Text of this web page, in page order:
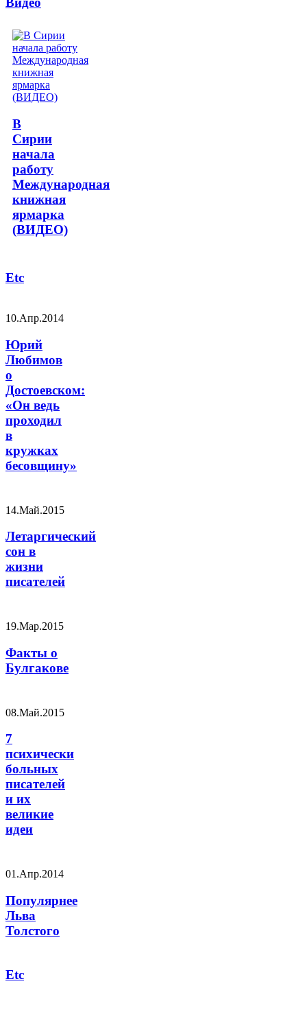
В
Сирии
начала
работу
Международная
книжная
ярмарка
(ВИДЕО)
Etc
10.Апр.2014
Юрий
Любимов
о
Достоевском:
«Он ведь
проходил
в
кружках
бесовщину»
14.Май.2015
Летаргический
сон в
жизни
писателей
19.Мар.2015
Факты о
Булгакове
08.Май.2015
7
психически
больных
писателей
и их
великие
идеи
01.Апр.2014
Популярнее
Льва
Толстого
Etc